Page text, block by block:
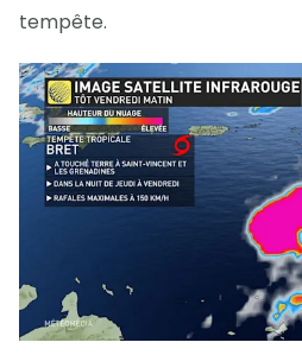
tempête.